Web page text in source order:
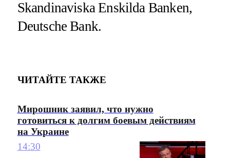
Skandinaviska Enskilda Banken,
Deutsche Bank.
ЧИТАЙТЕ ТАКЖЕ
Мирошник заявил, что нужно
готовиться к долгим боевым действиям
на Украине
14:30